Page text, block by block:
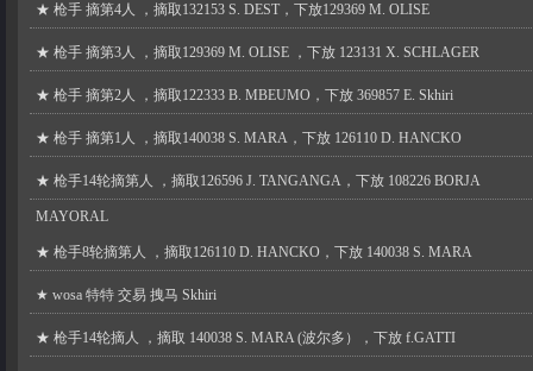
★ 枪手 摘第4人 ，摘取132153 S. DEST，下放129369 M. OLISE
★ 枪手 摘第3人 ，摘取129369 M. OLISE ，下放 123131 X. SCHLAGER
★ 枪手 摘第2人 ，摘取122333 B. MBEUMO，下放 369857 E. Skhiri
★ 枪手 摘第1人 ，摘取140038 S. MARA，下放 126110 D. HANCKO
★ 枪手14轮摘第人 ，摘取126596 J. TANGANGA，下放 108226 BORJA
MAYORAL
★ 枪手8轮摘第人 ，摘取126110 D. HANCKO，下放 140038 S. MARA
★ wosa 特特 交易 拽马 Skhiri
★ 枪手14轮摘人 ，摘取 140038 S. MARA (波尔多），下放 f.GATTI